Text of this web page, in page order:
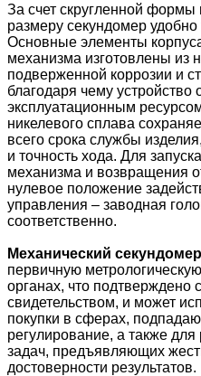
За счет скругленной
размеру секундомер удобно
Основные элементы
механизма изготовлены из
подверженной коррозии и
благодаря чему устройство
эксплуатационным
никелевого сплава
всего срока службы
и точность хода. Для
механизма и возвращения
нулевое положение
управления – заводная
соответственно.
Механический
первичную
органах, что подтверждено
свидетельством, и может
покупки в сферах,
регулирование, а также
задач, предъявляющих
достоверности результатов.